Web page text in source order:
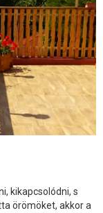
kikapcsolódni, s
örömöket, akkor a